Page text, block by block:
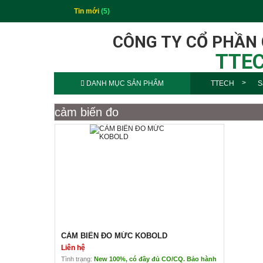
Tin mới (5)
CÔNG TY CỔ
DANH MỤC SẢN PHẨM TTECH
cảm biến đo
CẢM BIẾN ĐO MỨC KOBOLD
Liên hệ
Tình trạng: New 100%, có đầy đủ CO/CQ. Bảo hành